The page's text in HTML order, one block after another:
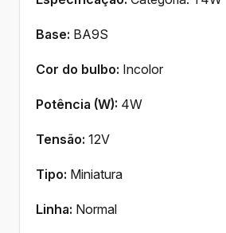
Base: BA9S
Cor do bulbo: Incolor
Potência (W): 4W
Tensão: 12V
Tipo: Miniatura
Linha: Normal